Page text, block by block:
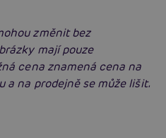
změnit bez
mají pouze
cena znamená cena na
a na prodejně se může lišit.